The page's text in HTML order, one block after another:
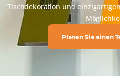
Tischdekoration und
Planen Sie einen